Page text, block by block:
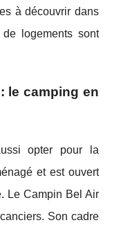
à découvrir dans
logements sont
le camping en
opter pour la
et est ouvert
Le Campin Bel Air
Son cadre